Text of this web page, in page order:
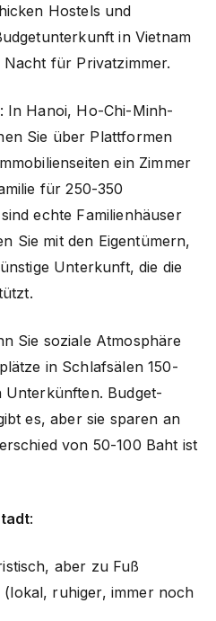
Hostels und
in Vietnam
für Privatzimmer.
: In Hanoi, Ho-Chi-Minh-
Sie über Plattformen
ein Zimmer
für 250-350
echte Familienhäuser
Sie mit den Eigentümern,
Unterkunft, die die
Sie soziale Atmosphäre
in Schlafsälen 150-
Budget-
es, aber sie sparen an
von 50-100 Baht ist
:
aber zu Fuß
ruhiger, immer noch